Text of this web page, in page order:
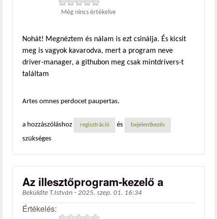
Még nincs értékelve
Nohát! Megnéztem és nálam is ezt csinálja. És kicsit
meg is vagyok kavarodva, mert a program neve
driver-manager, a githubon meg csak mintdrivers-t
találtam
Artes omnes perdocet paupertas.
a hozzászóláshoz regisztráció és bejelentkezés
szükséges
Az illesztőprogram-kezelő a
Beküldte T.István - 2025. szep. 01. 16:34
Értékelés: